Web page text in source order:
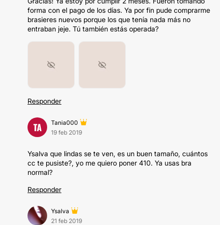
forma con el pago de los días. Ya por fin pude comprarme
brasieres nuevos porque los que tenía nada más no
entraban jeje. Tú también estás operada?
Responder
TA
Tania000
19 feb 2019
Ysalva que lindas se te ven, es un buen tamaño, cuántos
cc te pusiste?, yo me quiero poner 410. Ya usas bra
normal?
Responder
Ysalva
21 feb 2019